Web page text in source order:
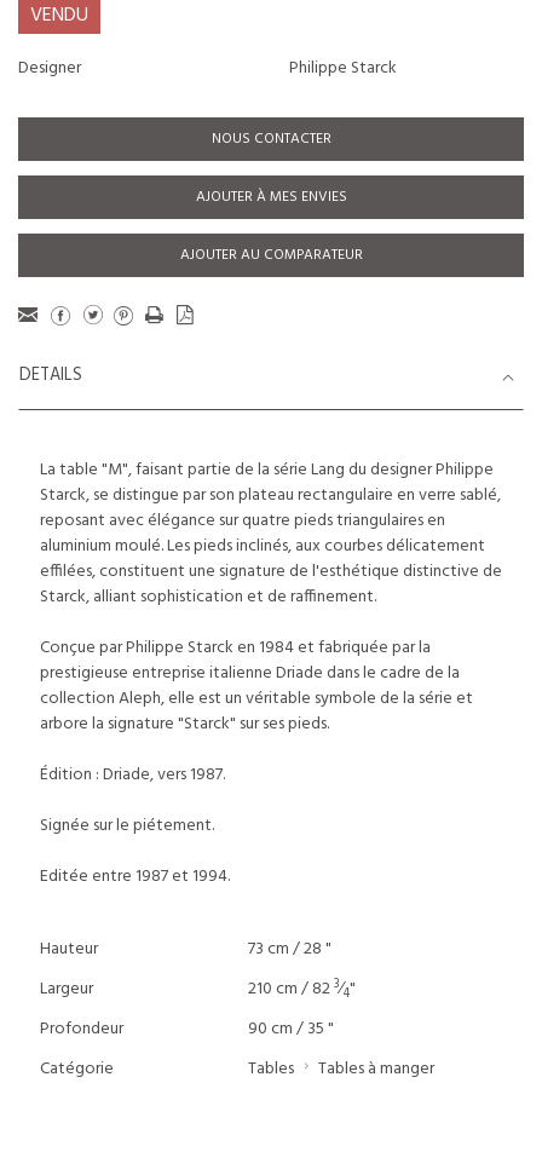
VENDU
Designer Philippe Starck
NOUS CONTACTER
AJOUTER À MES ENVIES
AJOUTER AU COMPARATEUR
DETAILS
La table "M", faisant partie de la série Lang du designer Philippe
Starck, se distingue par son plateau rectangulaire en verre sablé,
reposant avec élégance sur quatre pieds triangulaires en
aluminium moulé. Les pieds inclinés, aux courbes délicatement
effilées, constituent une signature de l'esthétique distinctive de
Starck, alliant sophistication et de raffinement.
Conçue par Philippe Starck en 1984 et fabriquée par la
prestigieuse entreprise italienne Driade dans le cadre de la
collection Aleph, elle est un véritable symbole de la série et
arbore la signature "Starck" sur ses pieds.
Édition : Driade, vers 1987.
Signée sur le piétement.
Editée entre 1987 et 1994.
Hauteur
73 cm / 28 "
Largeur
210 cm / 823⁄4"
Profondeur
90 cm / 35 "
Catégorie
Tables Tables à manger